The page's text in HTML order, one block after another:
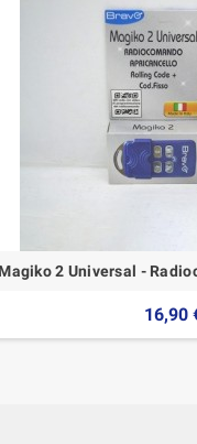
2 Universal -
16,90